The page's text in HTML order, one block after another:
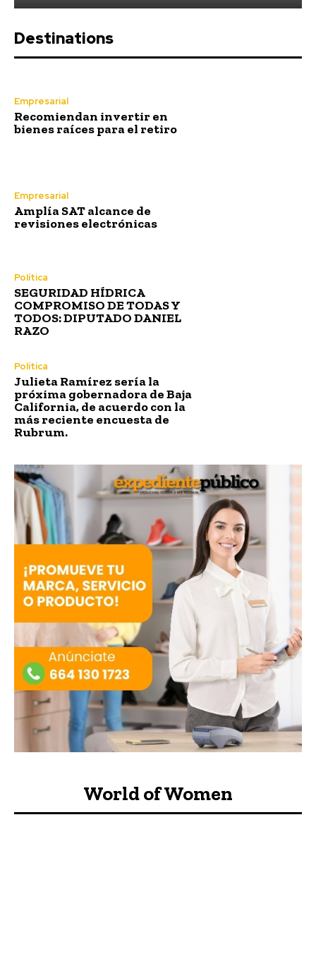
Destinations
Empresarial
Recomiendan invertir en
bienes raíces para el retiro
Empresarial
Amplía SAT alcance de
revisiones electrónicas
Política
SEGURIDAD HÍDRICA
COMPROMISO DE TODAS Y
TODOS: DIPUTADO DANIEL
RAZO
Política
Julieta Ramírez sería la
próxima gobernadora de Baja
California, de acuerdo con la
más reciente encuesta de
Rubrum.
World of Women